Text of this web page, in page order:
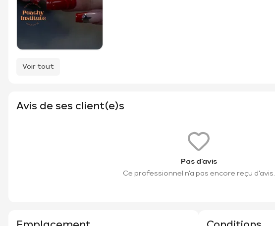
Voir tout
Avis de ses client(e)s
Pas d'avis
Ce professionnel n'a pas encore reçu d'avis.